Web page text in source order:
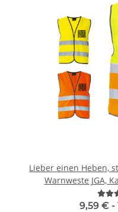
Lieber einen Heben,
Warnweste JGA,
9,59 € -